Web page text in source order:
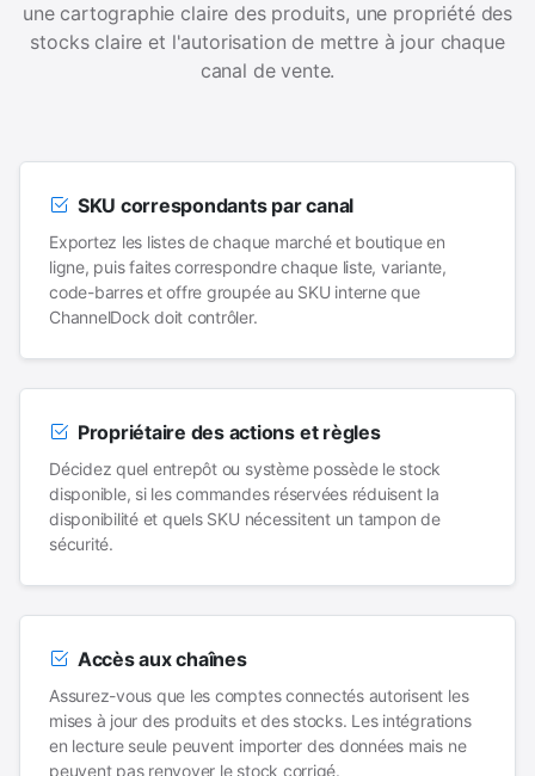
une cartographie claire des produits, une propriété des
stocks claire et l'autorisation de mettre à jour chaque
canal de vente.
SKU correspondants par canal
Exportez les listes de chaque marché et boutique en
ligne, puis faites correspondre chaque liste, variante,
code-barres et offre groupée au SKU interne que
ChannelDock doit contrôler.
Propriétaire des actions et règles
Décidez quel entrepôt ou système possède le stock
disponible, si les commandes réservées réduisent la
disponibilité et quels SKU nécessitent un tampon de
sécurité.
Accès aux chaînes
Assurez-vous que les comptes connectés autorisent les
mises à jour des produits et des stocks. Les intégrations
en lecture seule peuvent importer des données mais ne
peuvent pas renvoyer le stock corrigé.